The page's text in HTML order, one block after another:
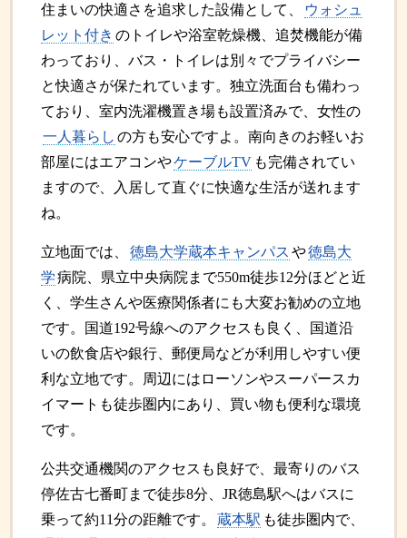
住まいの快適さを追求した設備として、
ウォシュ
レット付き のトイレや浴室乾燥機、追焚機能が備
わっており、バス・トイレは別々でプライバシー
と快適さが保たれています。独立洗面台も備わっ
ており、室内洗濯機置き場も設置済みで、女性の
一人暮らし の方も安心ですよ。南向きのお軽いお
部屋にはエアコンやケーブルTV も完備されてい
ますので、入居して直ぐに快適な生活が送れます
ね。
立地面では、 徳島大学蔵本キャンパス や徳島大
学病院、県立中央病院まで550m徒歩12分ほどと近
く、学生さんや医療関係者にも大変お勧めの立地
です。国道192号線へのアクセスも良く、国道沿
いの飲食店や銀行、郵便局などが利用しやすい便
利な立地です。周辺にはローソンやスーパースカ
イマートも徒歩圏内にあり、買い物も便利な環境
です。
公共交通機関のアクセスも良好で、最寄りのバス
停佐古七番町まで徒歩8分、JR徳島駅へはバスに
乗って約11分の距離です。
蔵本駅 も徒歩圏内で、